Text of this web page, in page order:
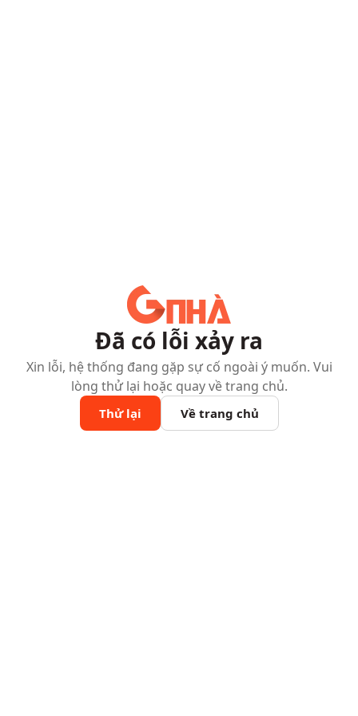
Đã có lỗi xảy ra
Xin lỗi, hệ thống đang gặp sự cố ngoài ý muốn. Vui
lòng thử lại hoặc quay về trang chủ.
Thử lại Về trang chủ